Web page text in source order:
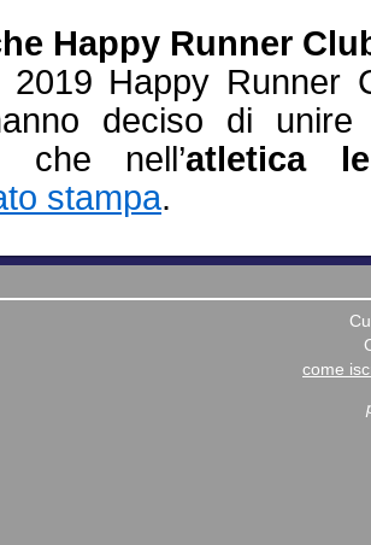
Happy Runner
2019 Happy Runner
deciso di
che nell’atletica
stampa.
come